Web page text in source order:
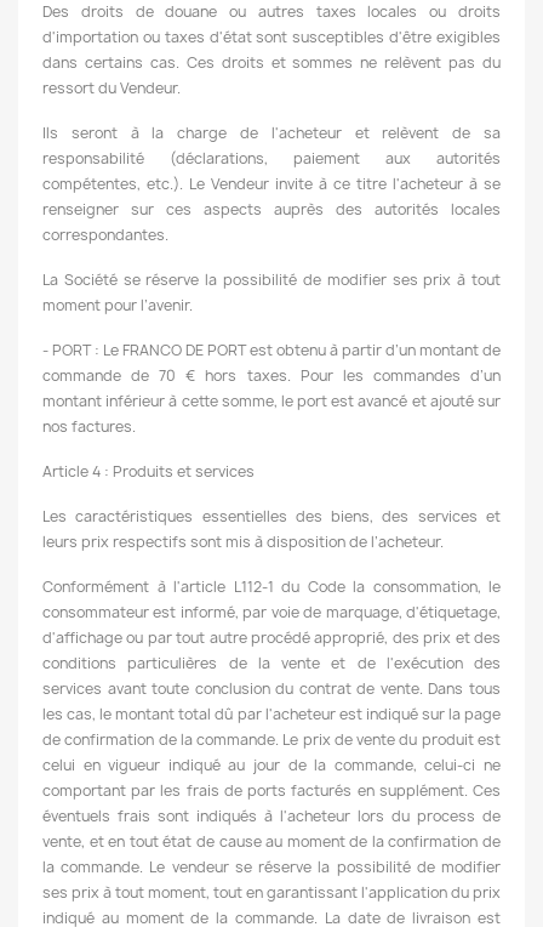
Des droits de douane ou autres taxes locales ou droits
d'importation ou taxes d'état sont susceptibles d'être exigibles
dans certains cas. Ces droits et sommes ne relèvent pas du
ressort du Vendeur.
Ils seront à la charge de l'acheteur et relèvent de sa
responsabilité (déclarations, paiement aux autorités
compétentes, etc.). Le Vendeur invite à ce titre l'acheteur à se
renseigner sur ces aspects auprès des autorités locales
correspondantes.
La Société se réserve la possibilité de modifier ses prix à tout
moment pour l’avenir.
- PORT : Le FRANCO DE PORT est obtenu à partir d’un montant de
commande de 70 € hors taxes. Pour les commandes d’un
montant inférieur à cette somme, le port est avancé et ajouté sur
nos factures.
Article 4 : Produits et services
Les caractéristiques essentielles des biens, des services et
leurs prix respectifs sont mis à disposition de l’acheteur.
Conformément à l'article L112-1 du Code la consommation, le
consommateur est informé, par voie de marquage, d'étiquetage,
d'affichage ou par tout autre procédé approprié, des prix et des
conditions particulières de la vente et de l'exécution des
services avant toute conclusion du contrat de vente. Dans tous
les cas, le montant total dû par l'acheteur est indiqué sur la page
de confirmation de la commande. Le prix de vente du produit est
celui en vigueur indiqué au jour de la commande, celui-ci ne
comportant par les frais de ports facturés en supplément. Ces
éventuels frais sont indiqués à l'acheteur lors du process de
vente, et en tout état de cause au moment de la confirmation de
la commande. Le vendeur se réserve la possibilité de modifier
ses prix à tout moment, tout en garantissant l'application du prix
indiqué au moment de la commande. La date de livraison est